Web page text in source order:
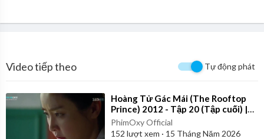
Video tiếp theo Tự động phát
⁣Hoàng Tử Gác Mái (The Rooftop
Prince) 2012 - Tập 20 (Tập cuối) |
Lồng Tiếng
PhimOxy Official
152 lượt xem · 15 Tháng Năm 2026